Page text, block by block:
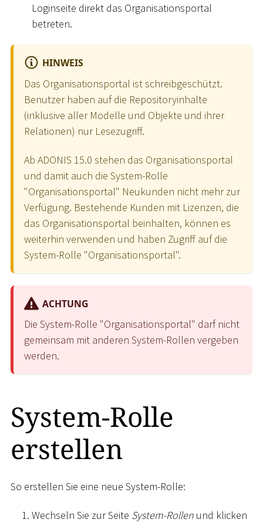
Loginseite direkt das Organisationsportal
betreten.
HINWEIS
Das Organisationsportal ist schreibgeschützt.
Benutzer haben auf die Repositoryinhalte
(inklusive aller Modelle und Objekte und ihrer
Relationen) nur Lesezugriff.
Ab ADONIS 15.0 stehen das Organisationsportal
und damit auch die System-Rolle
"Organisationsportal" Neukunden nicht mehr zur
Verfügung. Bestehende Kunden mit Lizenzen, die
das Organisationsportal beinhalten, können es
weiterhin verwenden und haben Zugriff auf die
System-Rolle "Organisationsportal".
ACHTUNG
Die System-Rolle "Organisationsportal" darf nicht
gemeinsam mit anderen System-Rollen vergeben
werden.
System-Rolle
erstellen
So erstellen Sie eine neue System-Rolle:
Wechseln Sie zur Seite System-Rollen und klicken